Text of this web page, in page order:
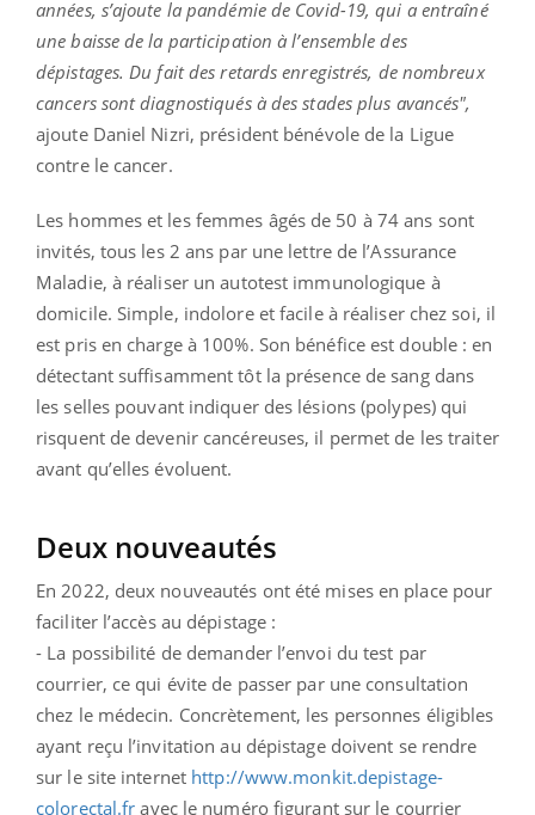
années, s’ajoute la pandémie de Covid-19, qui a entraîné
une baisse de la participation à l’ensemble des
dépistages. Du fait des retards enregistrés, de nombreux
cancers sont diagnostiqués à des stades plus avancés",
ajoute Daniel Nizri, président bénévole de la Ligue
contre le cancer.
Les hommes et les femmes âgés de 50 à 74 ans sont
invités, tous les 2 ans par une lettre de l’Assurance
Maladie, à réaliser un autotest immunologique à
domicile. Simple, indolore et facile à réaliser chez soi, il
est pris en charge à 100%. Son bénéfice est double : en
détectant suffisamment tôt la présence de sang dans
les selles pouvant indiquer des lésions (polypes) qui
risquent de devenir cancéreuses, il permet de les traiter
avant qu’elles évoluent.
Deux nouveautés
En 2022, deux nouveautés ont été mises en place pour
faciliter l’accès au dépistage :
- La possibilité de demander l’envoi du test par
courrier, ce qui évite de passer par une consultation
chez le médecin. Concrètement, les personnes éligibles
ayant reçu l’invitation au dépistage doivent se rendre
sur le site internet http://www.monkit.depistage-
colorectal.fravec le numéro figurant sur le courrier